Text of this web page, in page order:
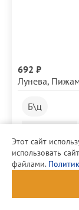
692 ₽
Лунева,
Б\ц
Этот сайт
использовать
файлами.